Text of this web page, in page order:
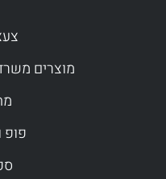
b
o
o
k
f
מוצרים
פופ